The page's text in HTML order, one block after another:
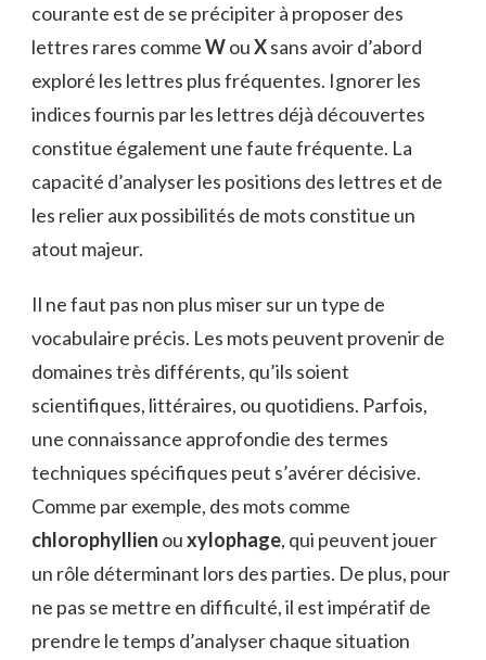
courante est de se précipiter à proposer des
lettres rares commeWouXsans avoir d’abord
exploré les lettres plus fréquentes. Ignorer les
indices fournis par les lettres déjà découvertes
constitue également une faute fréquente. La
capacité d’analyser les positions des lettres et de
les relier aux possibilités de mots constitue un
atout majeur.
Il ne faut pas non plus miser sur un type de
vocabulaire précis. Les mots peuvent provenir de
domaines très différents, qu’ils soient
scientifiques, littéraires, ou quotidiens. Parfois,
une connaissance approfondie des termes
techniques spécifiques peut s’avérer décisive.
Comme par exemple, des mots comme
chlorophyllien ouxylophage, qui peuvent jouer
un rôle déterminant lors des parties. De plus, pour
ne pas se mettre en difficulté, il est impératif de
prendre le temps d’analyser chaque situation